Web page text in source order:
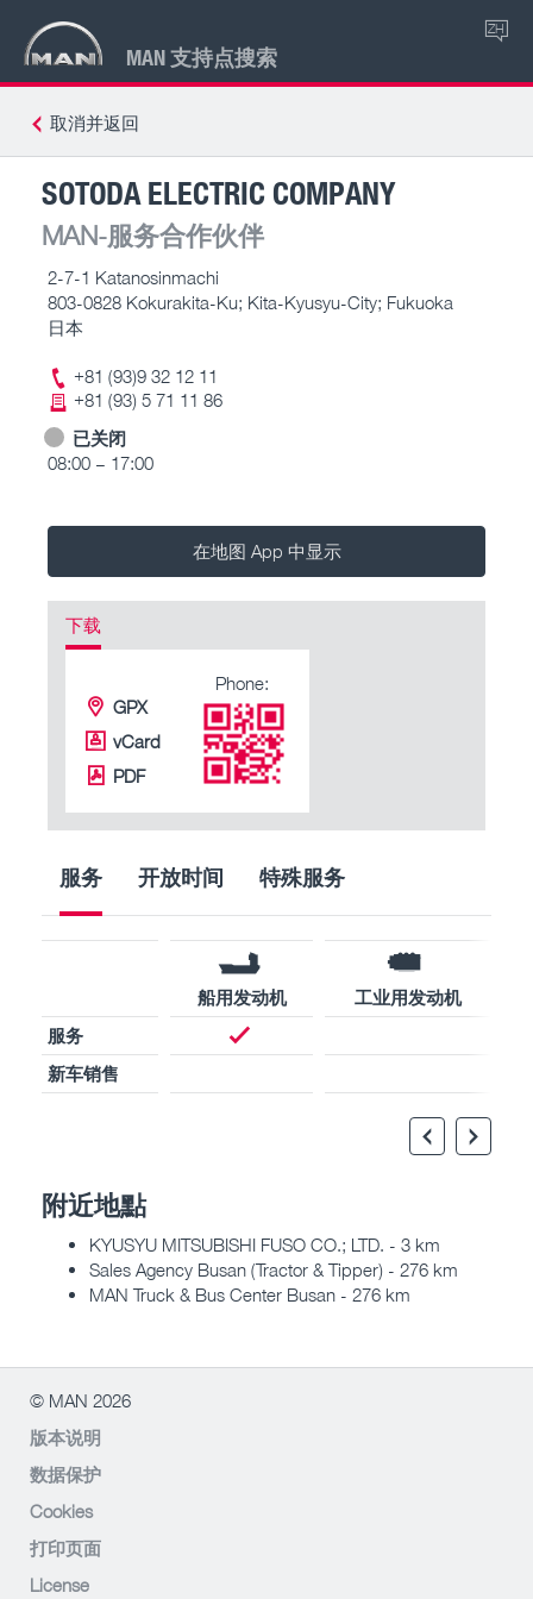
MAN 支持点搜索
ZH
取消并返回
SOTODA ELECTRIC COMPANY
MAN-服务合作伙伴
2-7-1 Katanosinmachi
803-0828 Kokurakita-Ku; Kita-Kyusyu-City; Fukuoka
日本
+81 (93)9 32 12 11
+81 (93) 5 71 11 86
已关闭
08:00 – 17:00
在地图 App 中显示
下载
GPX
vCard
PDF
Phone:
服务 开放时间 特殊服务
船用发动机
工业用发动机
服务
新车销售
附近地點
KYUSYU MITSUBISHI FUSO CO.; LTD. - 3 km
Sales Agency Busan (Tractor & Tipper) - 276 km
MAN Truck & Bus Center Busan - 276 km
© MAN 2026
版本说明
数据保护
Cookies
打印页面
License